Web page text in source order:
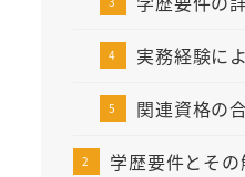
実務経験に
関連資格の
学歴要件とそ